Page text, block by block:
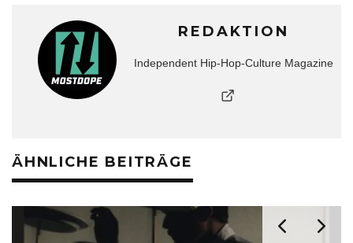
REDAKTION
Independent Hip-Hop-Culture Magazine
ÄHNLICHE BEITRÄGE